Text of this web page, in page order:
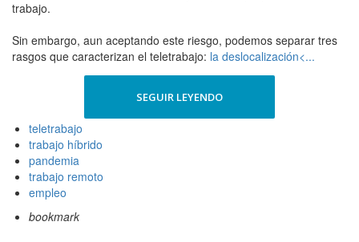
trabajo.
Sin embargo, aun aceptando este riesgo, podemos separar tres
rasgos que caracterizan el teletrabajo: la deslocalización<...
SEGUIR LEYENDO
teletrabajo
trabajo híbrido
pandemia
trabajo remoto
empleo
bookmark